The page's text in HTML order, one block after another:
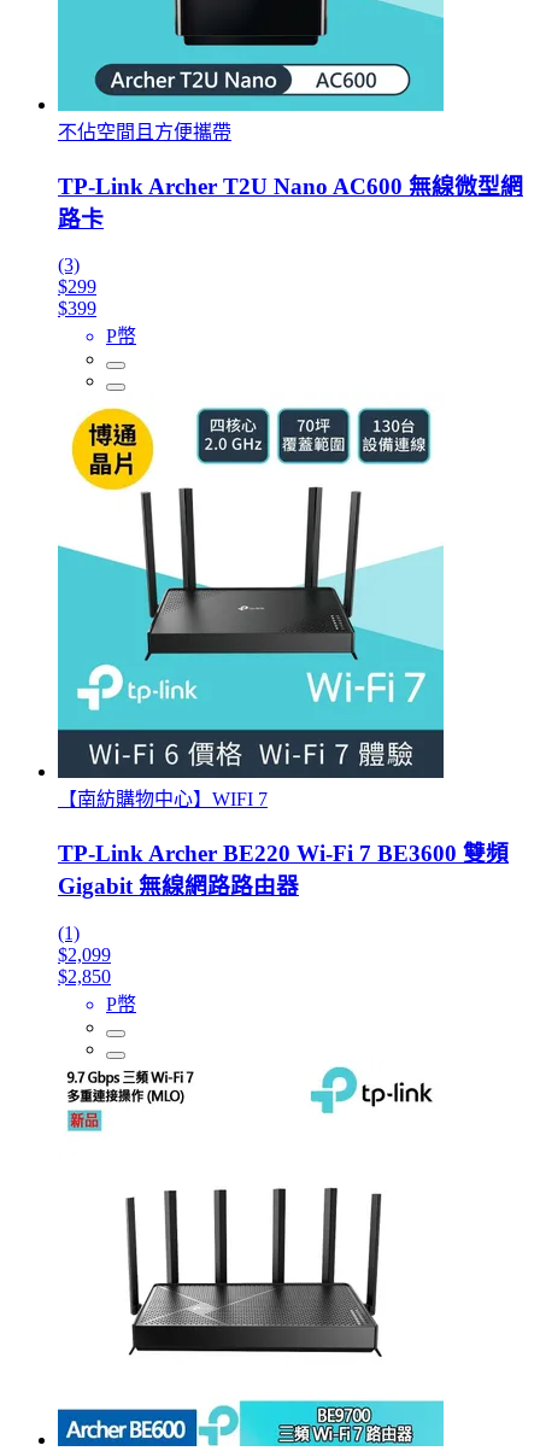
不佔空間且方便攜帶
TP-Link Archer T2U Nano AC600 無線微型網
路卡
(3)
$299
$399
P幣
【南紡購物中心】WIFI 7
TP-Link Archer BE220 Wi-Fi 7 BE3600 雙頻
Gigabit 無線網路路由器
(1)
$2,099
$2,850
P幣